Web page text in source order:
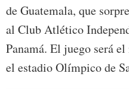
de Guatemala, que
al Club Atlético
Panamá. El juego será
el estadio Olímpico de